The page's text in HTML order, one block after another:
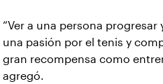
“Ver a una persona progresar
una pasión por el tenis y
gran recompensa como
agregó.